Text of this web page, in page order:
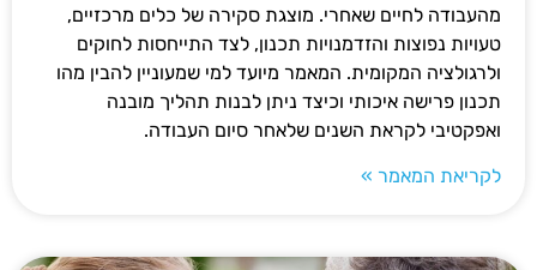
מהעבודה לחיים שאחרי. מוצגת סקירה של כלים מרכזיים,
טעויות נפוצות והזדמנויות תכנון, לצד התייחסות לחוקים
ולרגולציה המקומית. המאמר מיועד למי שמעוניין להבין מהו
תכנון פרישה איכותי וכיצד ניתן לבנות תהליך מובנה
ואפקטיבי לקראת השנים שלאחר סיום העבודה.
לקריאת המאמר »